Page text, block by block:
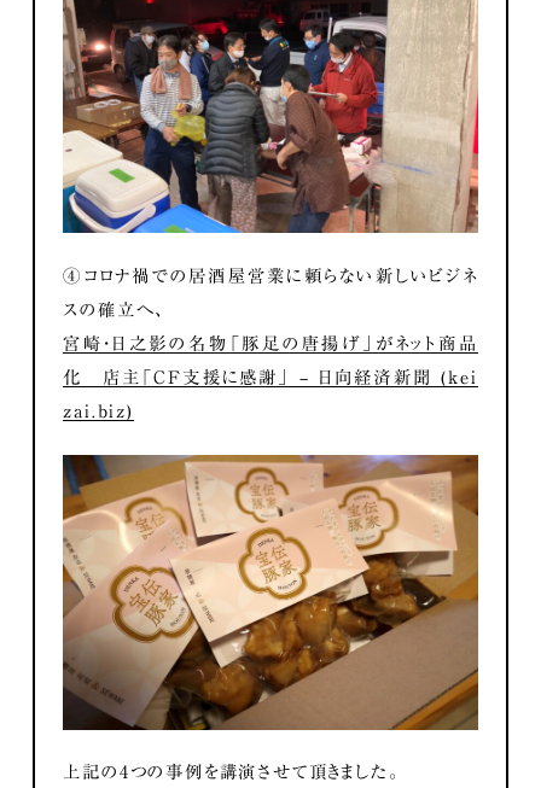
④コロナ禍での居酒屋営業に頼らない新しいビジネ
スの確立へ、
宮崎・日之影の名物「豚足の唐揚げ」がネット商品
化 店主「CF支援に感謝」 – 日向経済新聞 (kei
zai.biz)
上記の4つの事例を講演させて頂きました。